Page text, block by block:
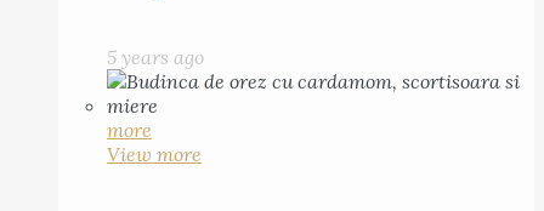
5 years ago
more
View more